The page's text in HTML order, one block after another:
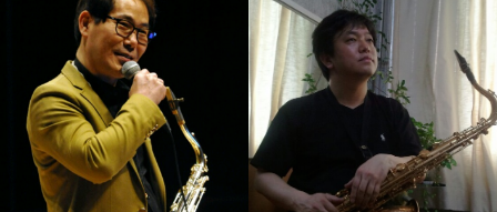
황인선 석성노